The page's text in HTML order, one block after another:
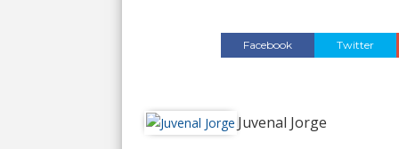
Facebook Twitter
Juvenal Jorge